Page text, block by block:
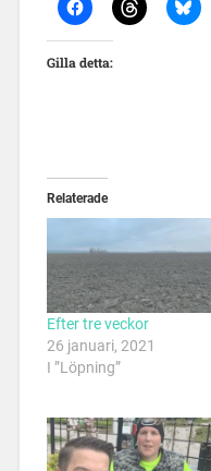
Gilla detta:
Relaterade
Efter tre veckor
26 januari, 2021
I ”Löpning”